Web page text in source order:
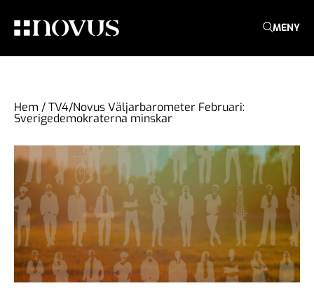
MENY
Hem /TV4/Novus Väljarbarometer Februari:
Sverigedemokraterna minskar